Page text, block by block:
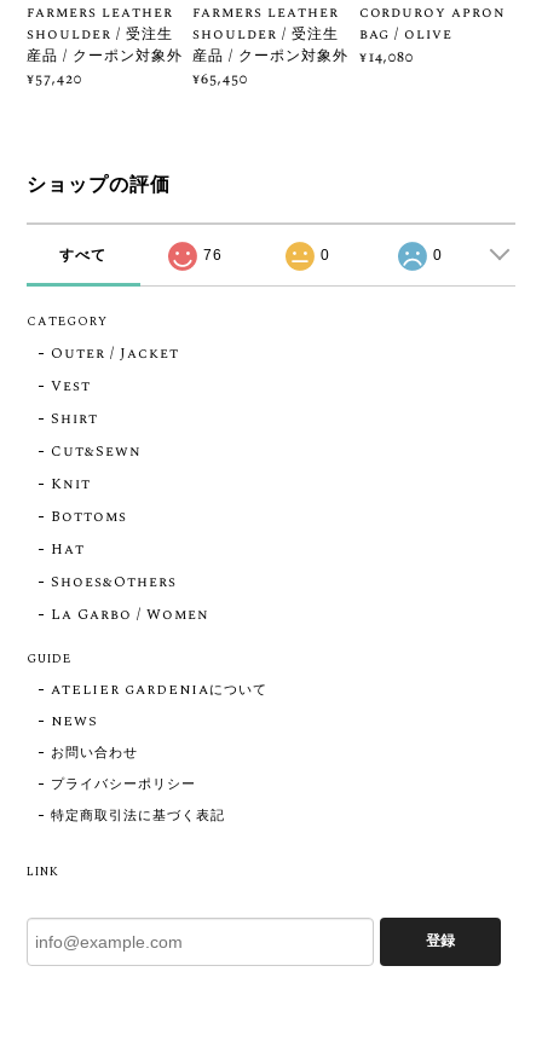
farmers leather
shoulder / 受注生
産品 / クーポン対象外
¥57,420
farmers leather
shoulder / 受注生
産品 / クーポン対象外
¥65,450
corduroy apron
bag / olive
¥14,080
ショップの評価
すべて 76 0 0
CATEGORY
Outer / Jacket
Vest
Shirt
Cut&Sewn
Knit
Bottoms
Hat
Shoes&Others
La Garbo / Women
GUIDE
ATELIER GARDENIAについて
NEWS
お問い合わせ
プライバシーポリシー
特定商取引法に基づく表記
LINK
登録